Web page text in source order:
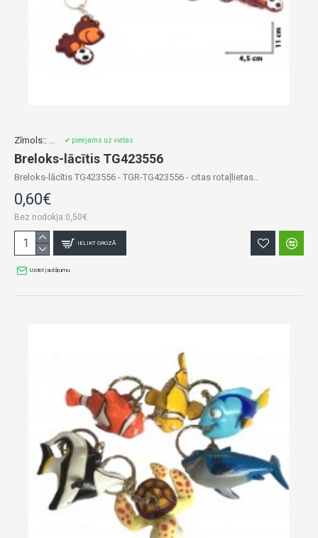
Zīmols:: ... ✔ pieejams uz vietas
Breloks-lācītis TG423556
Breloks-lācītis TG423556 - TGR-TG423556 - citas rotaļlietas..
0,60€
Bez nodokļa:0,50€
IELIKT GROZĀ
Uzdot jautājumu